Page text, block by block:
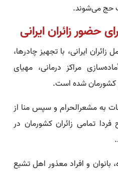
حج می‌شوند.
حضور زائران ایرانی
ایرانی، با تجهیز چادرها،
مراکز درمانی، مهیای
به مشعرالحرام و سپس منا از
تمامی زائران کشورمان در
بانوان و افراد معذور اهل تشیع